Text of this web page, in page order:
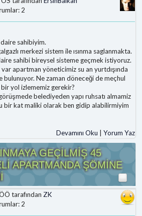
2
sahibiyim.
merkezi sistem ile ısınma saglanmakta.
sahibi bireysel sisteme geçmek istiyoruz.
apartman yöneticimiz su an yurtdışında
Ne zaman döneceği de meçhul
bir yol izlememiz gerekir?
belediyeden yapı ruhsatı almamiz
bir kat maliki olarak ben gidip alabilirmiyim
Devamını Oku
Yorum Yaz
GEÇİLMİŞ 45
APARTMANDA ŞÖMİNE
tarafından ZK
2